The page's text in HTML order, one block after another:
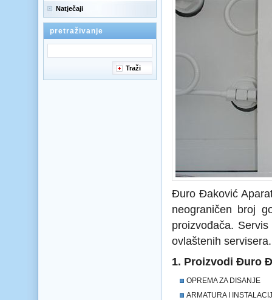
Natječaji
pretraživanje
Traži
Đuro Đaković
neograničen broj
proizvođača.
ovlaštenih servisera.
1. Proizvodi Đuro
OPREMA ZA DISANJE
ARMATURA I